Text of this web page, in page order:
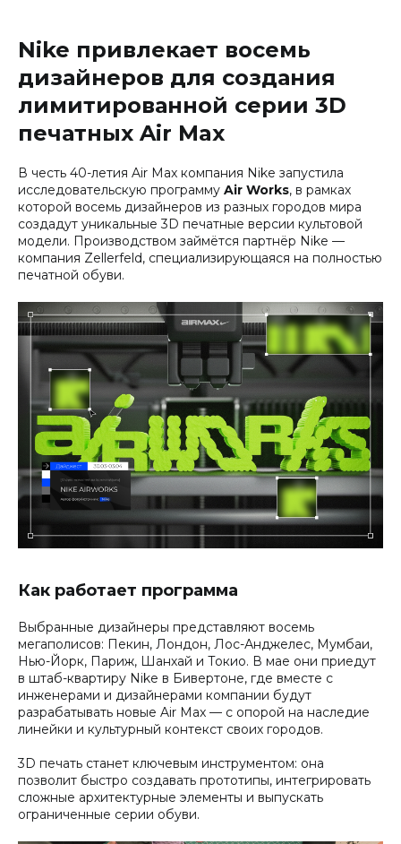
Nike привлекает восемь
дизайнеров для создания
лимитированной серии 3D
печатных Air Max
В честь 40-летия Air Max компания Nike запустила
исследовательскую программу Air Works, в рамках
которой восемь дизайнеров из разных городов мира
создадут уникальные 3D печатные версии культовой
модели. Производством займётся партнёр Nike —
компания Zellerfeld, специализирующаяся на полностью
печатной обуви.
Как работает программа
Выбранные дизайнеры представляют восемь
мегаполисов: Пекин, Лондон, Лос-Анджелес, Мумбаи,
Нью-Йорк, Париж, Шанхай и Токио. В мае они приедут
в штаб-квартиру Nike в Бивертоне, где вместе с
инженерами и дизайнерами компании будут
разрабатывать новые Air Max — с опорой на наследие
линейки и культурный контекст своих городов.
3D печать станет ключевым инструментом: она
позволит быстро создавать прототипы, интегрировать
сложные архитектурные элементы и выпускать
ограниченные серии обуви.